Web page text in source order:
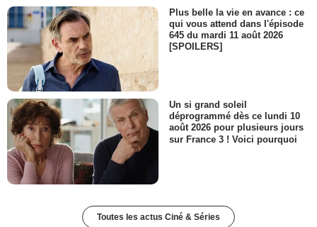
Plus belle la vie en avance : ce
qui vous attend dans l'épisode
645 du mardi 11 août 2026
[SPOILERS]
Un si grand soleil
déprogrammé dès ce lundi 10
août 2026 pour plusieurs jours
sur France 3 ! Voici pourquoi
Toutes les actus Ciné & Séries